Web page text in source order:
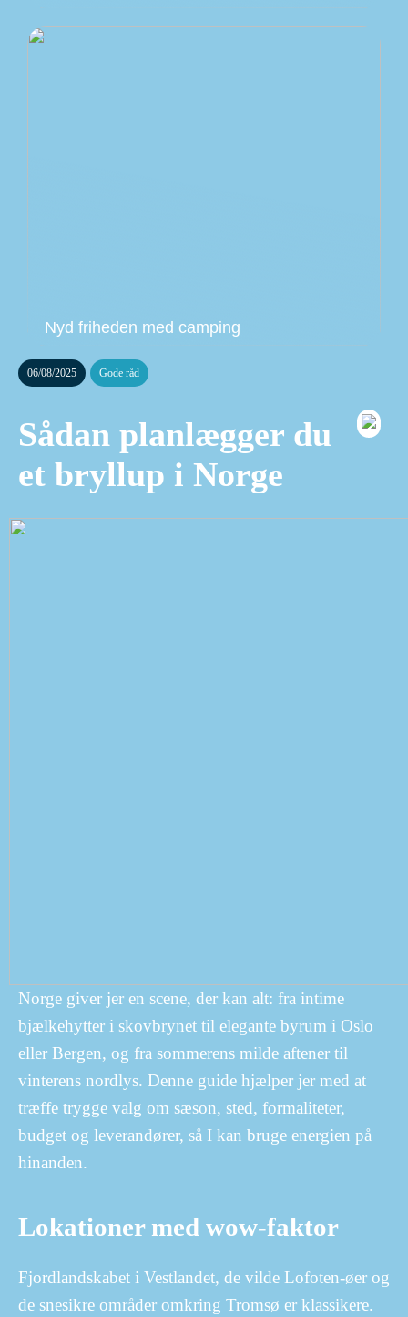
Nyd friheden med camping
06/08/2025 Gode råd
Sådan planlægger du
et bryllup i Norge
Norge giver jer en scene, der kan alt: fra intime
bjælkehytter i skovbrynet til elegante byrum i Oslo
eller Bergen, og fra sommerens milde aftener til
vinterens nordlys. Denne guide hjælper jer med at
træffe trygge valg om sæson, sted, formaliteter,
budget og leverandører, så I kan bruge energien på
hinanden.
Lokationer med wow-faktor
Fjordlandskabet i Vestlandet, de vilde Lofoten-øer og
de snesikre områder omkring Tromsø er klassikere.